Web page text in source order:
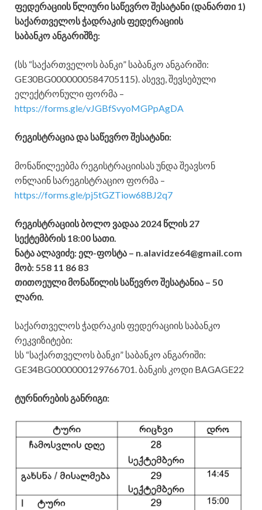
ფედერაციის წლიური საწევრო შესატანი (დანართი 1)
საქართველოს ჭადრაკის ფედერაციის
საბანკო ანგარიშზე:
(სს “საქართველოს ბანკი” საბანკო ანგარიში:
GE30BG0000000584705115). ასევე, შევსებული
ელექტრონული ფორმა –
https://forms.gle/vJGBfSvyoMGPpAgDA
რეგისტრაცია და საწევრო შესატანი:
მონაწილეებმა რეგისტრაციისას უნდა შეავსონ
ონლაინ სარეგისტრაციო ფორმა –
https://forms.gle/pj5tGZTiow68BJ2q7
რეგისტრაციის ბოლო ვადაა 2024 წლის 27
სექტემბრის 18:00 სათი.
ნატა ალავიძე: ელ-ფოსტა – n.alavidze64@gmail.com
მობ: 558 11 86 83
თითოეული მონაწილის საწევრო შესატანია – 50
ლარი.
საქართველოს ჭადრაკის ფედერაციის საბანკო
რეკვიზიტები:
სს “საქართველოს ბანკი” საბანკო ანგარიში:
GE34BG0000000129766701. ბანკის კოდი BAGAGE22
ტურნირების განრიგი: